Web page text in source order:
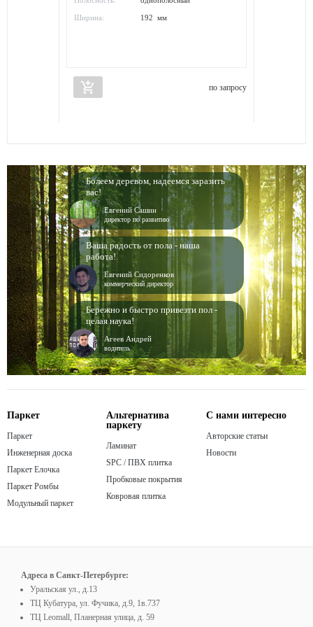
Ширина: 192 мм
add_shopping_cart по запросу
Болеем деревом, надеемся заразить
вас!
Евгений Сашин
директор по развитию
Ваша радость от пола - наша
работа!
Евгений Сидоренков
коммерческий директор
Бережно и быстро привезти пол -
целая наука!
Агеев Андрей
водитель
Паркет
Паркет
Инженерная доска
Паркет Елочка
Паркет Ромбы
Модульный паркет
Альтернатива
паркету
Ламинат
SPC / ПВХ плитка
Пробковые покрытия
Ковровая плитка
С нами интересно
Авторские статьи
Новости
Адреса в Санкт-Петербурге:
Уральская ул., д.13
ТЦ Кубатура, ул. Фучика, д.9, 1в.737
ТЦ Leomall, Планерная улица, д. 59